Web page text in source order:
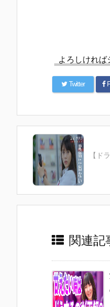
よろしけれ
Twitter
【ド
関連記